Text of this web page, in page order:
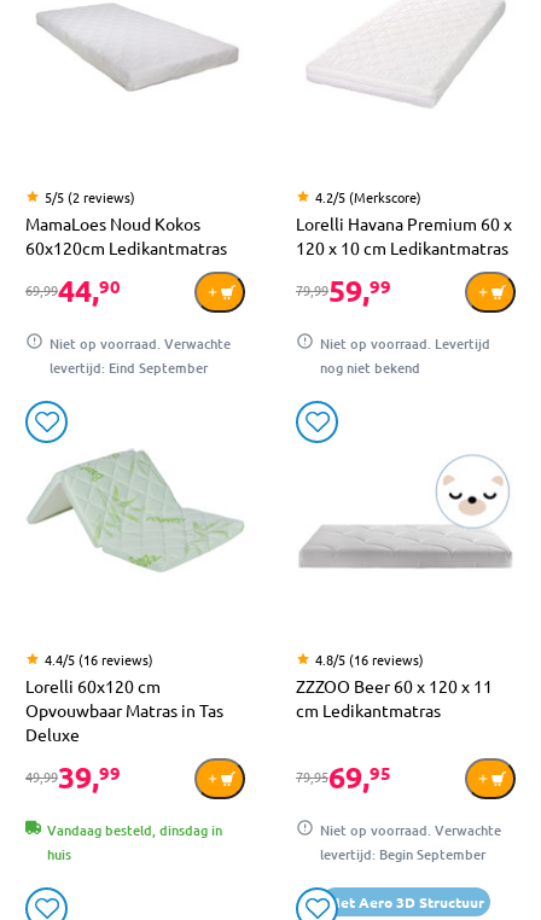
5/5 (2 reviews)
MamaLoes Noud Kokos
60x120cm Ledikantmatras
69,9944,90
Niet op voorraad. Verwachte
levertijd: Eind September
4.2/5 (Merkscore)
Lorelli Havana Premium 60 x
120 x 10 cm Ledikantmatras
79,9959,99
Niet op voorraad. Levertijd
nog niet bekend
4.4/5 (16 reviews)
Lorelli 60x120 cm
Opvouwbaar Matras in Tas
Deluxe
49,9939,99
Vandaag besteld, dinsdag in
huis
4.8/5 (16 reviews)
ZZZOO Beer 60 x 120 x 11
cm Ledikantmatras
79,9569,95
Niet op voorraad. Verwachte
levertijd: Begin September
Met Aero 3D Structuur